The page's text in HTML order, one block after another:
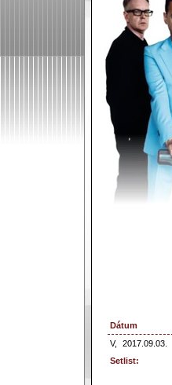
Dátum
V,
2017.09.03.
Setlist: